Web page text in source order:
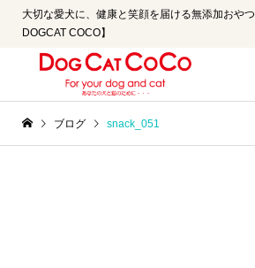
大切な愛犬に、健康と笑顔を届ける無添加おや
DOGCAT COCO】
ブログ snack_051